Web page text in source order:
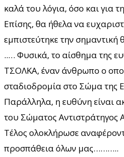
καλά του λόγια, όσο και για
Επίσης, θα ήθελα να
εμπιστεύτηκε την
..… Φυσικά, το αίσθημα της
ΤΣΟΛΚΑ, έναν άνθρωπο ο
σταδιοδρομία στο Σώμα της
Παράλληλα, η ευθύνη είναι
του Σώματος
Τέλος ολοκλήρωσε
προσπάθεια όλων μας………..